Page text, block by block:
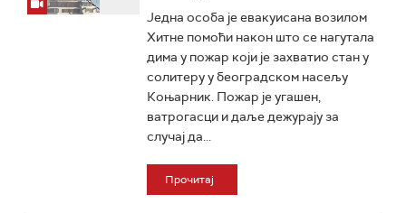
Једна особа је евакуисана возилом
Хитне помоћи након што се нагутала
дима у пожар који је захватио стан у
солитеру у београдском насељу
Коњарник. Пожар је угашен,
ватрогасци и даље дежурају за
случај да...
Прочитај